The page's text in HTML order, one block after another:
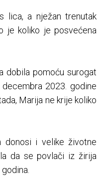
lica, a nježan trenutak
je koliko je posvećena
dobila pomoću surogat
2023. godine
Marija ne krije koliko
donosi i velike životne
da se povlači iz žirija